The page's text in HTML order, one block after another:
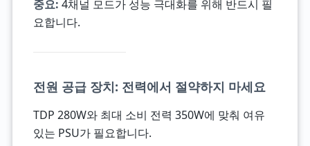
중요: 4채널 모드가 성능 극대화를 위해 반드시 필
요합니다.
전원 공급 장치: 전력에서 절약하지 마세요
TDP 280W와 최대 소비 전력 350W에 맞춰 여유
있는 PSU가 필요합니다.